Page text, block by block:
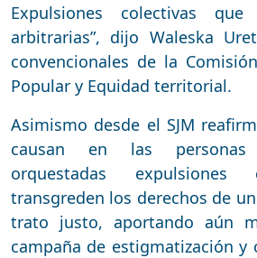
Expulsiones colectivas
arbitrarias”, dijo Waleska
convencionales de la
Popular y Equidad territorial.
Asimismo desde el SJM
causan en las
orquestadas expulsiones
transgreden los derechos de
trato justo, aportando aún
campaña de estigmatización y